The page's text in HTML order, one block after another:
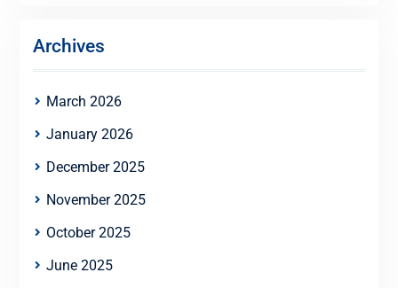
Archives
March 2026
January 2026
December 2025
November 2025
October 2025
June 2025